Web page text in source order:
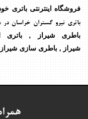
فروشگاه اینترنتی باتری
باتری نیرو گستران خراسان در
باطری شیراز , باتری
شیراز , باطری سازی شیراز
همراه